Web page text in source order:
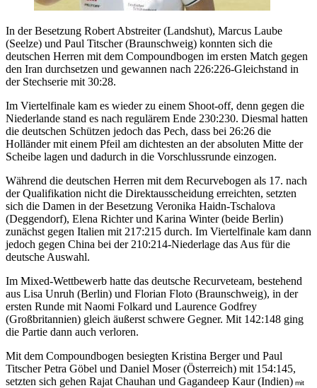
In der Besetzung Robert Abstreiter (Landshut), Marcus Laube
(Seelze) und Paul Titscher (Braunschweig) konnten sich die
deutschen Herren mit dem Compoundbogen im ersten Match gegen
den Iran durchsetzen und gewannen nach 226:226-Gleichstand in
der Stechserie mit 30:28.
Im Viertelfinale kam es wieder zu einem Shoot-off, denn gegen die
Niederlande stand es nach regulärem Ende 230:230. Diesmal hatten
die deutschen Schützen jedoch das Pech, dass bei 26:26 die
Holländer mit einem Pfeil am dichtesten an der absoluten Mitte der
Scheibe lagen und dadurch in die Vorschlussrunde einzogen.
Während die deutschen Herren mit dem Recurvebogen als 17. nach
der Qualifikation nicht die Direktausscheidung erreichten, setzten
sich die Damen in der Besetzung Veronika Haidn-Tschalova
(Deggendorf), Elena Richter und Karina Winter (beide Berlin)
zunächst gegen Italien mit 217:215 durch. Im Viertelfinale kam dann
jedoch gegen China bei der 210:214-Niederlage das Aus für die
deutsche Auswahl.
Im Mixed-Wettbewerb hatte das deutsche Recurveteam, bestehend
aus Lisa Unruh (Berlin) und Florian Floto (Braunschweig), in der
ersten Runde mit Naomi Folkard und Laurence Godfrey
(Großbritannien) gleich äußerst schwere Gegner. Mit 142:148 ging
die Partie dann auch verloren.
Mit dem Compoundbogen besiegten Kristina Berger und Paul
Titscher Petra Göbel und Daniel Moser (Österreich) mit 154:145,
setzten sich gehen Rajat Chauhan und Gagandeep Kaur (Indien) mit